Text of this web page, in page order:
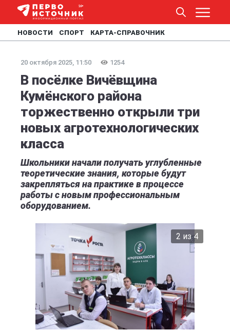
НОВОСТИ СПОРТ КАРТА-СПРАВОЧНИК
20 октября 2025, 11:50 1254
В посёлке Вичёвщина
Кумёнского района
торжественно открыли три
новых агротехнологических
класса
Школьники начали получать углубленные
теоретические знания, которые будут
закрепляться на практике в процессе
работы с новым профессиональным
оборудованием.
2 из 4